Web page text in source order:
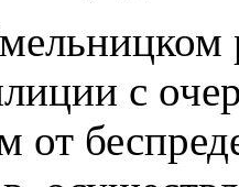
с
от